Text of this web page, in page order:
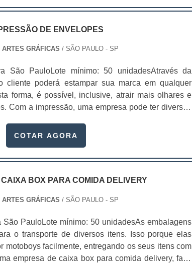
DE ENVELOPES
ARTES GRÁFICAS / SÃO PAULO - SP
São PauloLote mínimo: 50 unidadesAtravés da
cliente poderá estampar sua marca em qualquer
forma, é possível, inclusive, atrair mais olhares e
Com a impressão, uma empresa pode ter diversas
COTAR AGORA
BOX PARA COMIDA DELIVERY
ARTES GRÁFICAS / SÃO PAULO - SP
PauloLote mínimo: 50 unidadesAs embalagens
o transporte de diversos itens. Isso porque elas
motoboys facilmente, entregando os seus itens com
empresa de caixa box para comida delivery, faça